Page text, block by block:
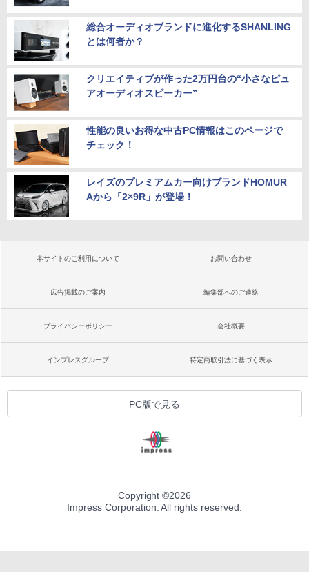
総合オーディオブランドに進化するSHANLING
とは何者か？
クリエイティブが作った2万円台の“小さなピュ
アオーディオスピーカー”
性能の良いお得な中古PC情報はこのページで
チェック！
レイズのプレミアムカー向けブランドHOMUR
Aから「2×9R」が登場！
本サイトのご利用について お問い合わせ
広告掲載のご案内 編集部へのご連絡
プライバシーポリシー 会社概要
インプレスグループ 特定商取引法に基づく表示
PC版で見る
Copyright ©2026
Impress Corporation. All rights reserved.